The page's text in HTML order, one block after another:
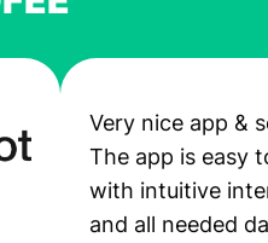
Very nice app &
The app is easy
with intuitive
and all needed